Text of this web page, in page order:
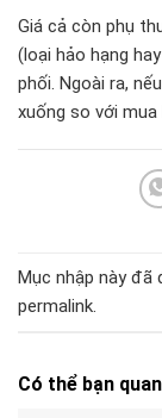
Giá cả còn phụ
(loại hảo hạng
phối. Ngoài ra,
xuống so với mua
Mục nhập này
permalink.
Có thể bạn